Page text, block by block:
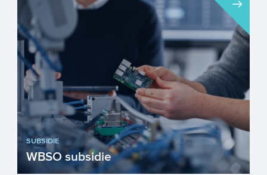
schadelijke uitstoten in de
luchtvaartsector door middel van ee...
SUBSIDIE
WBSO subsidie